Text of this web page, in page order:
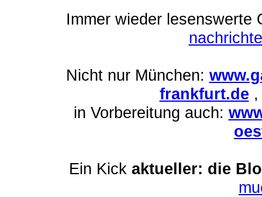
Immer wieder lesenswerte
Nicht nur München:
frankfurt.de
in Vorbereitung auch:
Ein Kick aktueller: die